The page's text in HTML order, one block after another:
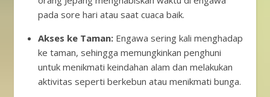
pada sore hari atau saat cuaca baik.
Akses ke Taman: Engawa sering kali menghadap
ke taman, sehingga memungkinkan penghuni
untuk menikmati keindahan alam dan melakukan
aktivitas seperti berkebun atau menikmati bunga.